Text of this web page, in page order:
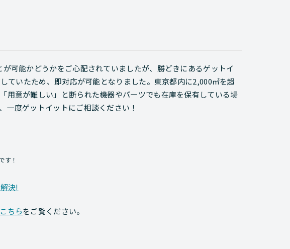
可能かどうかをご心配されていましたが、勝どきにあるゲットイ
ていたため、即対応が可能となりました。東京都内に2,000㎡を超
用意が難しい」と断られた機器やパーツでも在庫を保有している場
一度ゲットイットにご相談ください！
す！
ちらをご覧ください。